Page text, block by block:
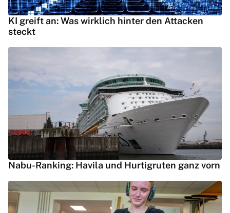
KI greift an: Was wirklich hinter den Attacken
steckt
Nabu-Ranking: Havila und Hurtigruten ganz vorn